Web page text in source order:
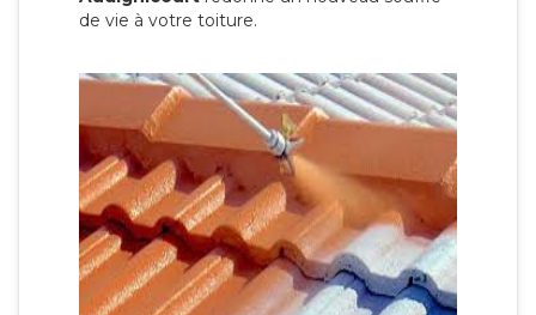
de vie à votre toiture.